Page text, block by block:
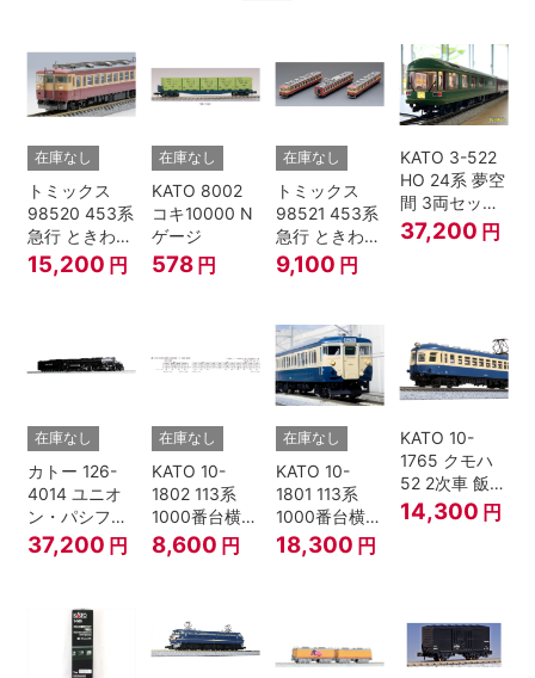
在庫なし
トミックス
98520 453系
急行 ときわ
基本4両セッ
ト Nゲージ
15,200 円
在庫なし
KATO 8002
コキ10000 N
ゲージ
578 円
在庫なし
トミックス
98521 453系
急行 ときわ
増結3両セッ
ト Nゲージ
9,100 円
KATO 3-522
HO 24系 夢空
間 3両セット
HOゲージ
37,200 円
在庫なし
カトー 126-
4014 ユニオ
ン・パシフィ
ック鉄道 ビッ
グボーイ＃
37,200 円
在庫なし
KATO 10-
1802 113系
1000番台横須
賀・総武快速
線 増結4両セ
8,600 円
在庫なし
KATO 10-
1801 113系
1000番台横須
賀・総武快速
線 基本7両セ
18,300 円
KATO 10-
1765 クモハ
52 2次車 飯田
線 4両セット
Nゲージ
14,300 円